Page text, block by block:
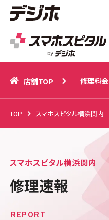
店舗TOP
店舗TOP 修理料金
TOP スマホスピタル横浜関内
スマホスピタル横浜関内
修理速報
REPORT